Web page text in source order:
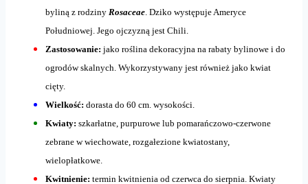
byliną z rodziny Rosaceae. Dziko występuje Ameryce
Południowej. Jego ojczyzną jest Chili.
Zastosowanie: jako roślina dekoracyjna na rabaty bylinowe i do
ogrodów skalnych. Wykorzystywany jest również jako kwiat
cięty.
Wielkość: dorasta do 60 cm. wysokości.
Kwiaty: szkarłatne, purpurowe lub pomarańczowo-czerwone
zebrane w wiechowate, rozgałezione kwiatostany,
wielopłatkowe.
Kwitnienie: termin kwitnienia od czerwca do sierpnia. Kwiaty